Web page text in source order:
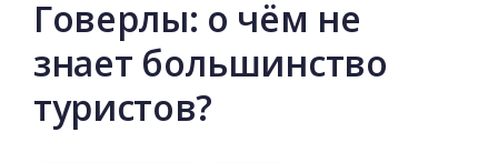
Говерлы: о чём не
знает большинство
туристов?